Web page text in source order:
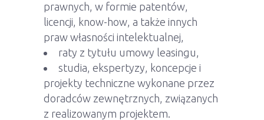
prawnych, w formie patentów,
licencji, know-how, a także innych
praw własności intelektualnej,
raty z tytułu umowy leasingu,
studia, ekspertyzy, koncepcje i
projekty techniczne wykonane przez
doradców zewnętrznych, związanych
z realizowanym projektem.